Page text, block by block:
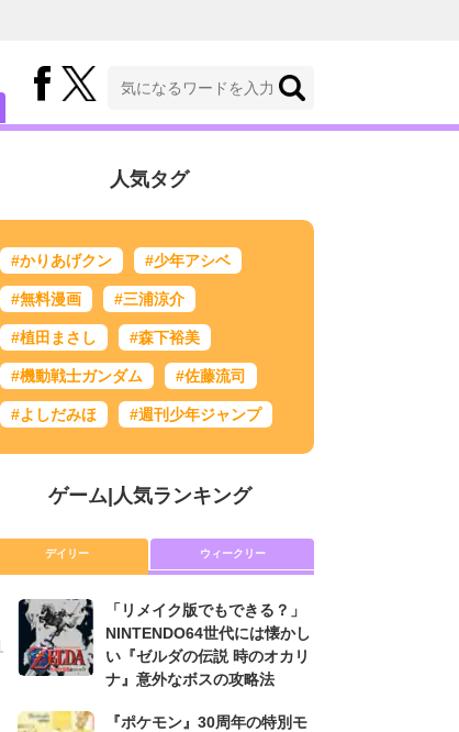
人気タグ
#かりあげクン #少年アシベ
#無料漫画 #三浦涼介
#植田まさし #森下裕美
#機動戦士ガンダム #佐藤流司
#よしだみほ #週刊少年ジャンプ
ゲーム| 人気ランキング
デイリー ウィークリー
「リメイク版でもできる？」
NINTENDO64世代には懐かし
い『ゼルダの伝説 時のオカリ
ナ』意外なボスの攻略法
『ポケモン』30周年の特別モ